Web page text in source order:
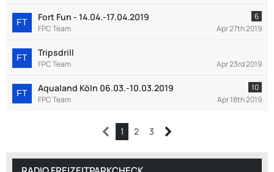
Fort Fun - 14.04.-17.04.2019
6
FPC Team
Apr 27th 2019
Tripsdrill
FPC Team Apr 23rd 2019
Aqualand Köln 06.03.-10.03.2019
10
FPC Team
Apr 18th 2019
1 2 3